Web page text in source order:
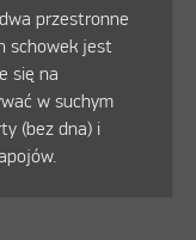
przestronne
schowek jest
się na
w suchym
(bez dna) i